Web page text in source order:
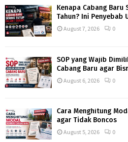
Kenapa Cabang Baru
Tahun? Ini Penyebab
August 7, 2026 0
SOP yang Wajib
Cabang Baru agar
August 6, 2026 0
Cara Menghitung
agar Tidak Boncos
August 5, 2026 0